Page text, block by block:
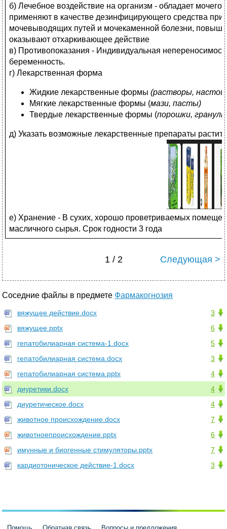
б) Лечебное воздействие на организм - обладает
применяют в качестве дезинфицирующего средства при
мочевыводящих путей и мочекаменной болезни,
оказывают отхаркивающее действие
в) Противопоказания - Индивидуальная
беременность.
г) Лекарственная форма
Жидкие лекарственные формы (растворы,
Мягкие лекарственные формы (мази, пасты)
Твердые лекарственные формы (порошки,
д) Указать возможные лекарственные препараты
е) Хранение - В сухих, хорошо проветриваемых
масличного сырья. Срок годности 3 года
1 / 2 Следующая >
Соседние файлы в предмете Фармакогнозия
3
вяжущее действие.docx
6
вяжущее.pptx
5
гепатобилиарная система-1.docx
3
гепатобилиарная система.docx
4
гепатобилиарная система.pptx
4
диуретики.docx
4
диуретическое.docx
7
животное происхождение.docx
6
животноепроисхождение.pptx
7
имунные и биогенные стимуляторы.pptx
3
кардиотоническое действие-1.docx